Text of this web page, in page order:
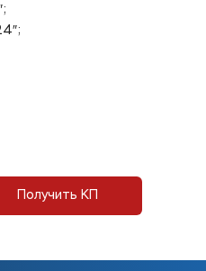
Получить КП